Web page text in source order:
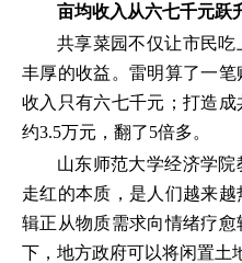
亩均收入从六七千元跃
共享菜园不仅让市民
丰厚的收益。雷明算了一
收入只有六七千元；打造
约3.5万元，翻了5倍多。
山东师范大学经济学
走红的本质，是人们越来
辑正从物质需求向情绪疗
下，地方政府可以将闲置土